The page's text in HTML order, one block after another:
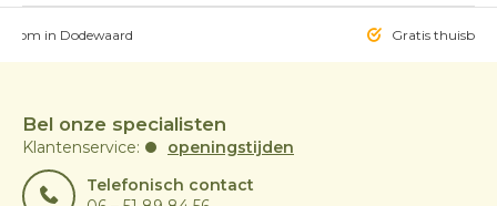
in Dodewaard Gratis
Bel onze specialisten
Klantenservice:
openingstijden
Telefonisch contact